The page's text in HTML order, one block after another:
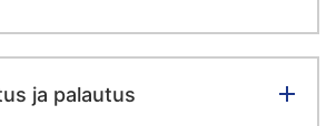
ja palautus